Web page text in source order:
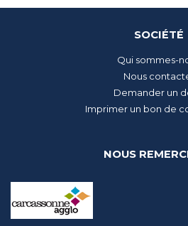
SOCIÉTÉ
Qui sommes-
Nous
Demander un
Imprimer un bon de
NOUS